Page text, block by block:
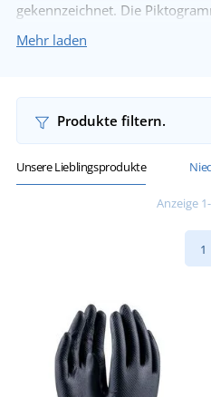
gekennzeichnet. Die
Handschuhe geprüft wurden.
Mehr laden
Produkte filtern.
Unsere Lieblingsprodukte
Anzeige
1